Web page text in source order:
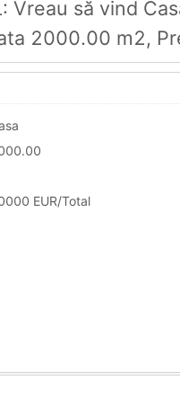
Vreau să vind
2000.00 m2,
EUR/Total